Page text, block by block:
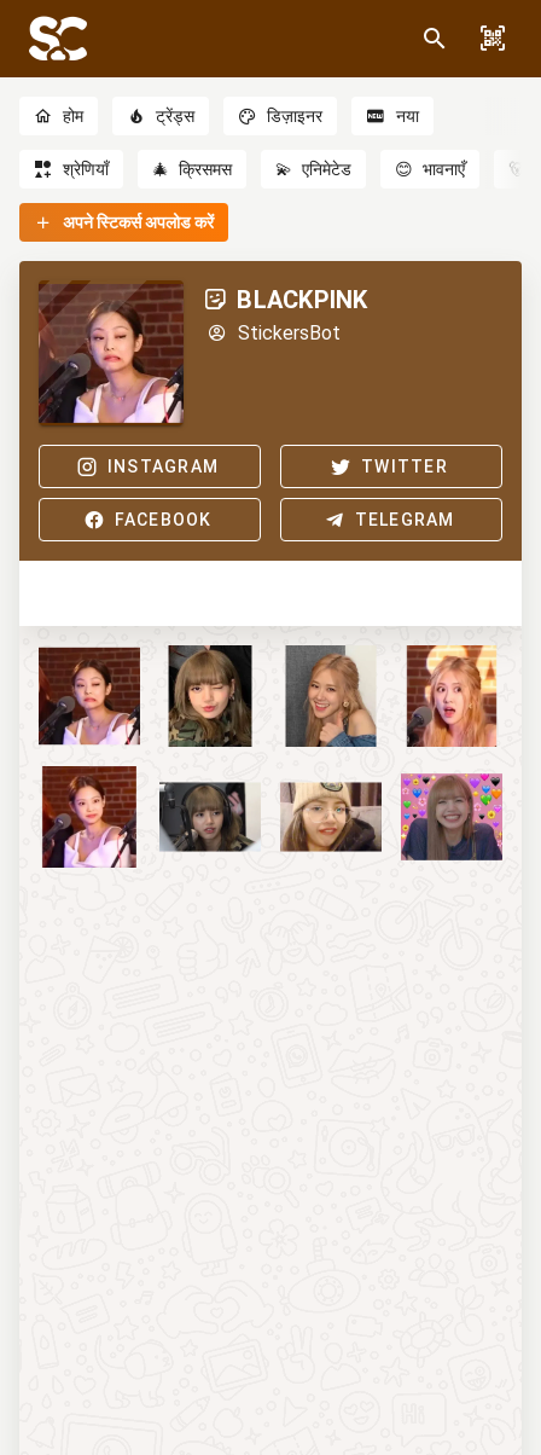
होम ट्रेंड्स डिज़ाइनर नया
श्रेणियाँ 🎄 क्रिसमस 💫 एनिमेटेड 😊 भावनाएँ 🐻
अपने स्टिकर्स अपलोड करें
BLACKPINK
StickersBot
INSTAGRAM TWITTER
FACEBOOK TELEGRAM